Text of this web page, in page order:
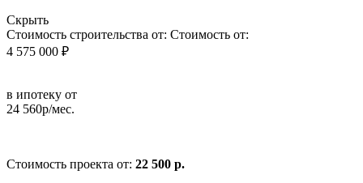
Скрыть
Стоимость строительства от: Стоимость от:
4 575 000 ₽
в ипотеку от
24 560р/мес.
Стоимость проекта от: 22 500 р.